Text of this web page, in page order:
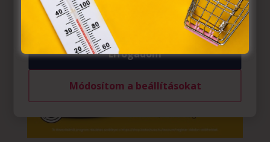
tárolásához a felhasználók hozzájárulását kell kérniük.
Elfogadom
Módosítom a beállításokat